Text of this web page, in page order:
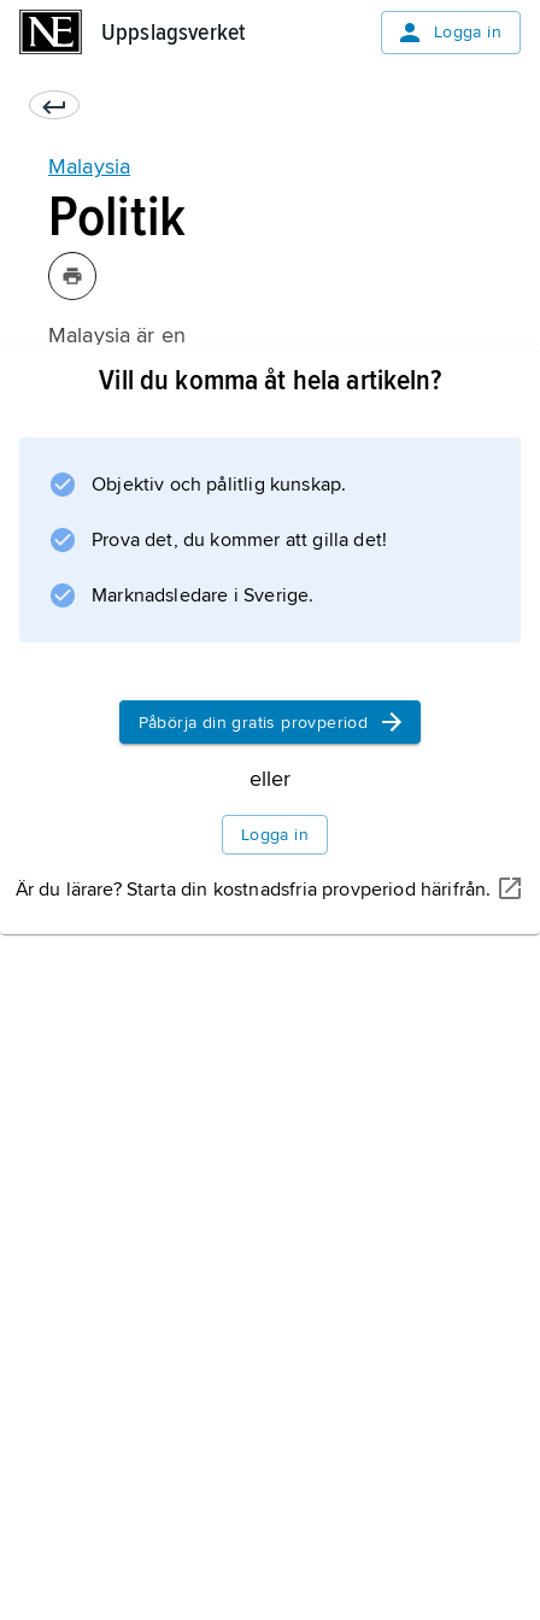
Uppslagsverket Logga in
Malaysia
Politik
Malaysia är en
förbundsstat
som ärver makten av sin far. En av sultanerna
är kung över hela landet, men kungen har
Vill du komma åt hela artikeln?
Objektiv och pålitlig kunskap.
Prova det, du kommer att gilla det!
Marknadsledare i Sverige.
Påbörja din gratis provperiod
eller
Logga in
Är du lärare? Starta din kostnadsfria provperiod härifrån.